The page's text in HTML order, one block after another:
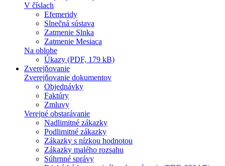
V číslach
Efemeridy
Slnečná sústava
Zatmenie Slnka
Zatmenie Mesiaca
Na oblohe
Úkazy (PDF, 179 kB)
Zverejňovanie
Zverejňovanie dokumentov
Objednávky
Faktúry
Zmluvy
Verejné obstarávanie
Nadlimitné zákazky
Podlimitné zákazky
Zákazky s nízkou hodnotou
Zákazky malého rozsahu
Súhrnné správy